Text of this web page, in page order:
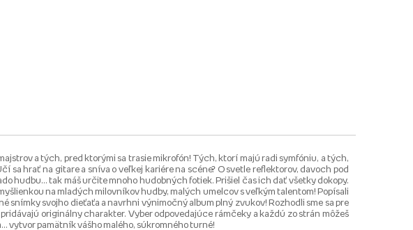
a tých, pred ktorými sa trasie mikrofón! Tých, ktorí majú radi symfóniu, a tých,
sa hrať na gitare a sníva o veľkej kariére na scéne? O svetle reflektorov, davoch pod
hudbu… tak máš určite mnoho hudobných fotiek. Prišiel čas ich dať všetky dokopy.
na mladých milovníkov hudby, malých umelcov s veľkým talentom! Popísali
snímky svojho dieťaťa a navrhni výnimočný album plný zvukov! Rozhodli sme sa pre
originálny charakter. Vyber odpovedajúce rámčeky a každú zo strán môžeš
vytvor pamätník vášho malého, súkromného turné!